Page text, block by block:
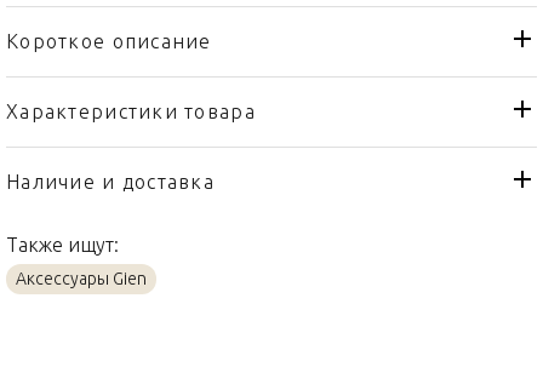
Короткое описание
Характеристики товара
Тип товара
Бегунок для стола
Бренд
Страна производителя
Материал
Наличие и доставка
Также ищут:
Аксессуары Gien